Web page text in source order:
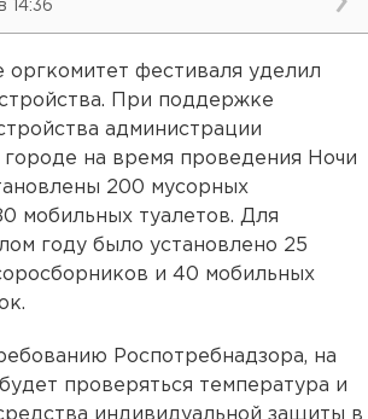
14:36
оргкомитет фестиваля уделил
При поддержке
администрации
городе на время проведения Ночи
200 мусорных
мобильных туалетов. Для
году было установлено 25
и 40 мобильных
Роспотребнадзора, на
проверяться температура и
индивидуальной защиты в